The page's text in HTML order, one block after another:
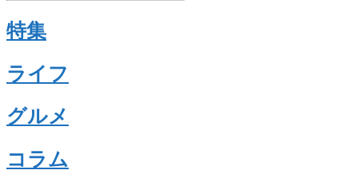
特集
ライフ
グルメ
コラム